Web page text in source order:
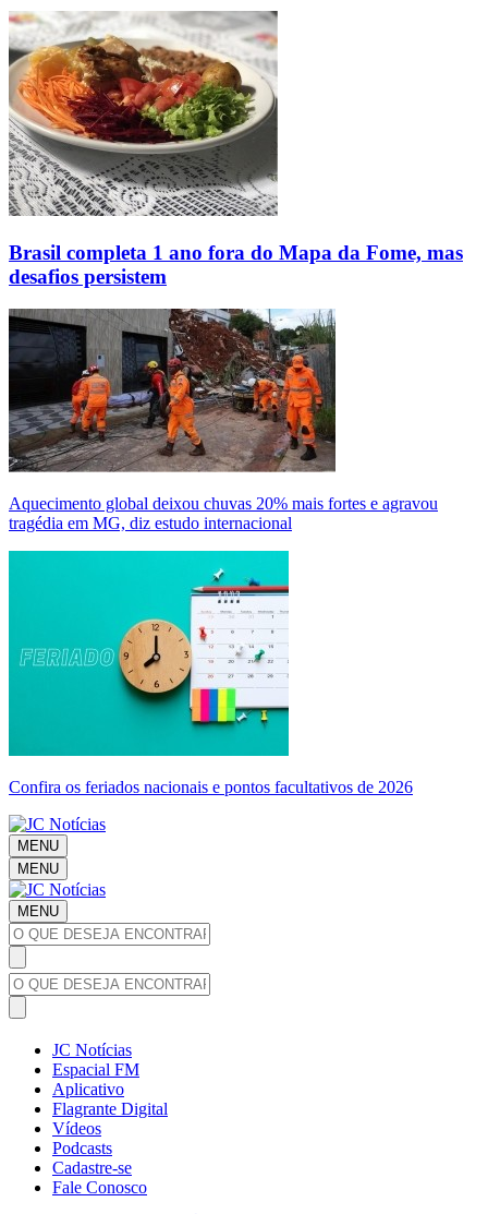
Brasil completa 1 ano fora do Mapa da Fome, mas
desafios persistem
Aquecimento global deixou chuvas 20% mais fortes e agravou
tragédia em MG, diz estudo internacional
Confira os feriados nacionais e pontos facultativos de 2026
MENU
MENU
MENU
JC Notícias
Espacial FM
Aplicativo
Flagrante Digital
Vídeos
Podcasts
Cadastre-se
Fale Conosco